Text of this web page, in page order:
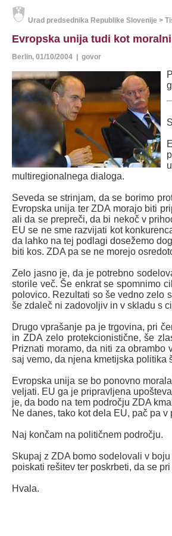
Urad predsednika Republike Slovenije >
Evropska unija tudi kot
Berlin, 01/10/2004 | govor
multiregionalnega dialoga.
Seveda se strinjam, da se borimo
Evropska unija ter ZDA morajo biti
ali da se prepreči, da bi nekoč v
EU se ne sme razvijati kot
da lahko na tej podlagi dosežemo
biti kos. ZDA pa se ne morejo
Zelo jasno je, da je potrebno
storile več. Še enkrat se spomnimo
polovico. Rezultati so še vedno zelo
še zdaleč ni zadovoljiv in v skladu s
Drugo vprašanje pa je trgovina, pri
in ZDA zelo protekcionistične, še
Priznati moramo, da niti za
saj vemo, da njena kmetijska politika
Evropska unija se bo ponovno
veljati. EU ga je pripravljena
je, da bodo na tem področju ZDA
Ne danes, tako kot dela EU, pač pa
Naj končam na političnem področju.
Skupaj z ZDA bomo sodelovali v
poiskati rešitev ter poskrbeti, da se
Hvala.